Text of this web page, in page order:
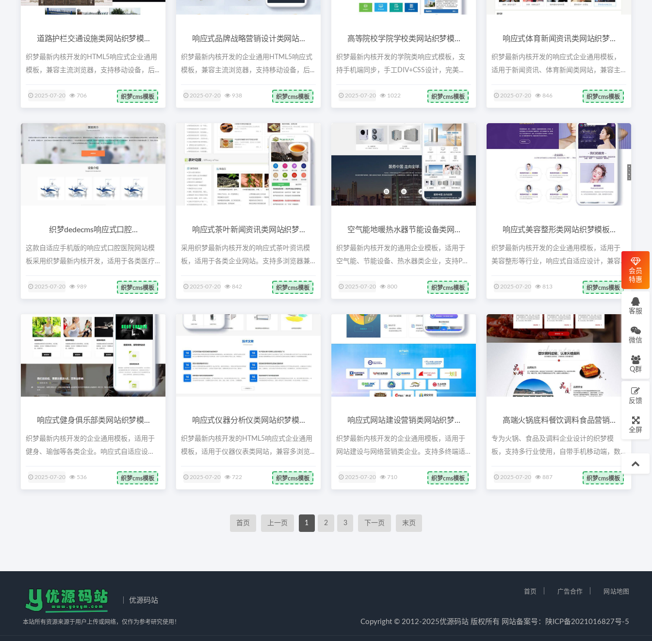
道路护栏交通设施类网站织梦模...
织梦最新内核开发的HTML5响应式企业通用
模板，兼容主流浏览器，支持移动设备，后...
2025-07-20 706 织梦cms模板
响应式品牌战略营销设计类网站...
织梦最新内核开发的企业通用HTML5响应式
模板，兼容主流浏览器，支持移动设备，后...
2025-07-20 938 织梦cms模板
高等院校学院学校类网站织梦模...
织梦最新内核开发的学院类响应式模板，支
持手机端同步，手工DIV+CSS设计，完美...
2025-07-20 1022 织梦cms模板
响应式体育新闻资讯类网站织梦...
织梦最新内核开发的响应式企业通用模板，
适用于新闻资讯、体育新闻类网站，兼容主
2025-07-20 846 织梦cms模板
织梦dedecms响应式口腔...
这款自适应手机版的响应式口腔医院网站模
板采用织梦最新内核开发，适用于各类医疗
2025-07-20 989 织梦cms模板
响应式茶叶新闻资讯类网站织梦...
采用织梦最新内核开发的响应式茶叶资讯模
板，适用于各类企业网站。支持多浏览器兼
2025-07-20 842 织梦cms模板
空气能地暖热水器节能设备类网...
织梦最新内核开发的通用企业模板，适用于
空气能、节能设备、热水器类企业，支持PC
2025-07-20 800 织梦cms模板
响应式美容整形类网站织梦模板...
织梦最新内核开发的企业通用模板，适用于
美容整形等行业，响应式自适应设计，兼容
2025-07-20 813 织梦cms模板
响应式健身俱乐部类网站织梦模...
织梦最新内核开发的企业通用模板，适用于
健身、瑜伽等各类企业。响应式自适应设
2025-07-20 536 织梦cms模板
响应式仪器分析仪类网站织梦模...
织梦最新内核开发的HTML5响应式企业通用
模板，适用于仪器仪表类网站，兼容多浏览...
2025-07-20 722 织梦cms模板
响应式网站建设营销类网站织梦...
织梦最新内核开发的企业通用模板，适用于
网站建设与网络营销类企业。支持多终端适
2025-07-20 710 织梦cms模板
高端火锅底料餐饮调料食品营销...
专为火锅、食品及调料企业设计的织梦模
板，支持多行业使用，自带手机移动端，数
2025-07-20 887 织梦cms模板
首页 上一页 1 2 3 下一页 末页
｜ 优源码站
首页 广告合作 网站地图
本站所有资源来源于用户上传或网络，仅作为参考研究使用！ Copyright © 2012-2025优源码站 版权所有 网站备案号： 陕ICP备2021016827号-5
会员
特惠
客服
微信
Q群
反馈
全屏